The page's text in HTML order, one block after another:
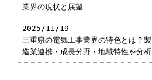
業界の現状と展望
2025/11/19
三重県の電気工事業界の特色とは？製
造業連携・成長分野・地域特性を分析